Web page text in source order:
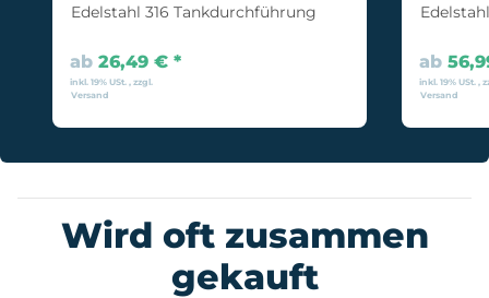
Edelstahl 316 Tankdurchführung
ab 26,49 € *
inkl. 19% USt. , zzgl.
Versand
ab
inkl. 19% USt. ,
Versand
Wird oft zusammen
gekauft